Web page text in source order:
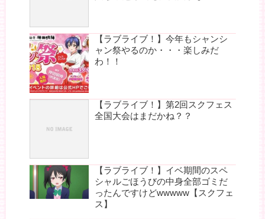
【ラブライブ！】今年もシャンシ
ャン祭やるのか・・・楽しみだ
わ！！
【ラブライブ！】第2回スクフェス
全国大会はまだかね？？
【ラブライブ！】イベ期間のスペ
シャルごほうびの中身全部ゴミだ
ったんですけどwwwww【スクフェ
ス】